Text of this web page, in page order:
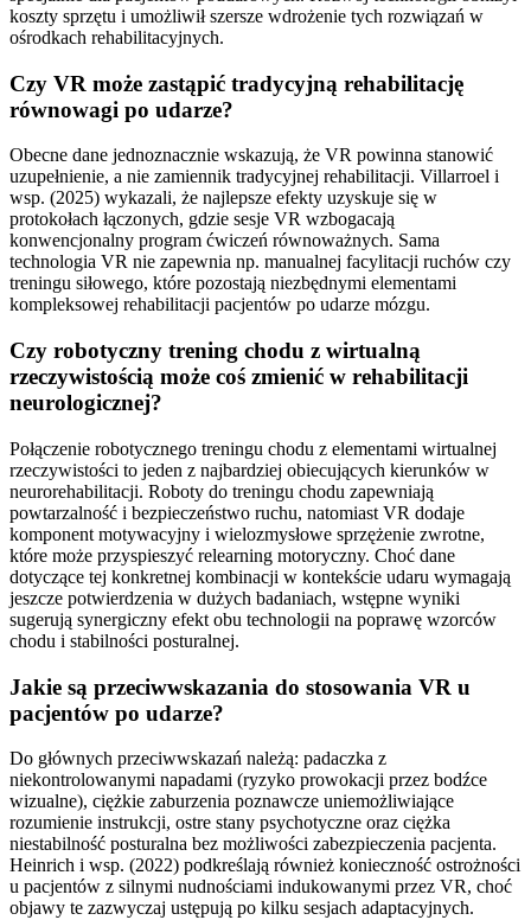
koszty sprzętu i umożliwił szersze wdrożenie tych rozwiązań w
ośrodkach rehabilitacyjnych.
Czy VR może zastąpić tradycyjną rehabilitację
równowagi po udarze?
Obecne dane jednoznacznie wskazują, że VR powinna stanowić
uzupełnienie, a nie zamiennik tradycyjnej rehabilitacji. Villarroel i
wsp. (2025) wykazali, że najlepsze efekty uzyskuje się w
protokołach łączonych, gdzie sesje VR wzbogacają
konwencjonalny program ćwiczeń równoważnych. Sama
technologia VR nie zapewnia np. manualnej facylitacji ruchów czy
treningu siłowego, które pozostają niezbędnymi elementami
kompleksowej rehabilitacji pacjentów po udarze mózgu.
Czy robotyczny trening chodu z wirtualną
rzeczywistością może coś zmienić w rehabilitacji
neurologicznej?
Połączenie robotycznego treningu chodu z elementami wirtualnej
rzeczywistości to jeden z najbardziej obiecujących kierunków w
neurorehabilitacji. Roboty do treningu chodu zapewniają
powtarzalność i bezpieczeństwo ruchu, natomiast VR dodaje
komponent motywacyjny i wielozmysłowe sprzężenie zwrotne,
które może przyspieszyć relearning motoryczny. Choć dane
dotyczące tej konkretnej kombinacji w kontekście udaru wymagają
jeszcze potwierdzenia w dużych badaniach, wstępne wyniki
sugerują synergiczny efekt obu technologii na poprawę wzorców
chodu i stabilności posturalnej.
Jakie są przeciwwskazania do stosowania VR u
pacjentów po udarze?
Do głównych przeciwwskazań należą: padaczka z
niekontrolowanymi napadami (ryzyko prowokacji przez bodźce
wizualne), ciężkie zaburzenia poznawcze uniemożliwiające
rozumienie instrukcji, ostre stany psychotyczne oraz ciężka
niestabilność posturalna bez możliwości zabezpieczenia pacjenta.
Heinrich i wsp. (2022) podkreślają również konieczność ostrożności
u pacjentów z silnymi nudnościami indukowanymi przez VR, choć
objawy te zazwyczaj ustępują po kilku sesjach adaptacyjnych.